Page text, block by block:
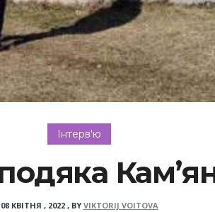
Інтерв'ю
08 КВІТНЯ , 2022, BY VIKTORIJ VOITOVA